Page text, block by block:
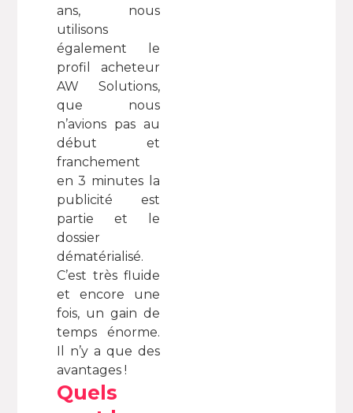
ans, nous
utilisons
également le
profil acheteur
AW Solutions,
que nous
n’avions pas au
début et
franchement
en 3 minutes la
publicité est
partie et le
dossier
dématérialisé.
C’est très fluide
et encore une
fois, un gain de
temps énorme.
Il n’y a que des
avantages !
Quels